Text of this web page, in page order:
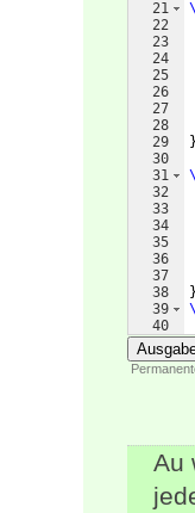
21
22
23
24
25
26
27
28
29
30
31
32
33
34
35
36
37
38
39
40
41
}
}
Au